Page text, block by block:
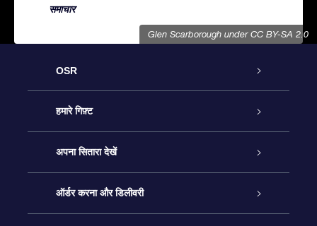
Glen Scarborough under CC BY-SA 2.0
समाचार
OSR
ग्राहक सेवा
हमसे संपर्क करें
ब्लॉग
हमारे गिफ़्ट
ऑनलाइन स्टार गिफ़्ट
OSR गिफ़्ट पैक
अपना सितारा देखें
स्टार रजिस्टर
ऑर्डर करना और डिलीवरी